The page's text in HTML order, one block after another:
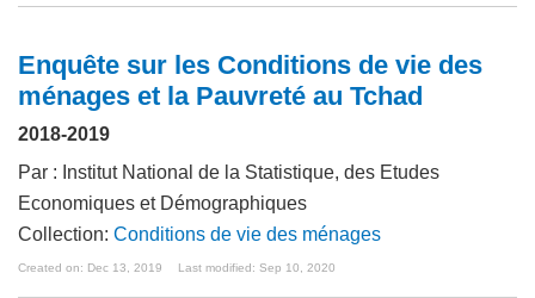
Enquête sur les Conditions de vie des
ménages et la Pauvreté au Tchad
2018-2019
Par : Institut National de la Statistique, des Etudes
Economiques et Démographiques
Collection: Conditions de vie des ménages
Created on: Dec 13, 2019 Last modified: Sep 10, 2020